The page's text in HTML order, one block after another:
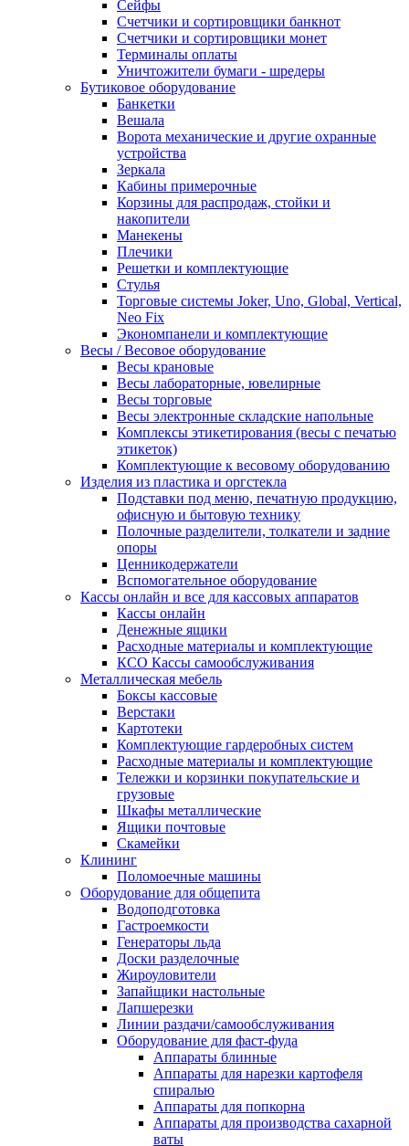
Сейфы
Счетчики и сортировщики банкнот
Счетчики и сортировщики монет
Терминалы оплаты
Уничтожители бумаги - шредеры
Бутиковое оборудование
Банкетки
Вешала
Ворота механические и другие охранные
устройства
Зеркала
Кабины примерочные
Корзины для распродаж, стойки и
накопители
Манекены
Плечики
Решетки и комплектующие
Стулья
Торговые системы Joker, Uno, Global, Vertical,
Neo Fix
Экономпанели и комплектующие
Весы / Весовое оборудование
Весы крановые
Весы лабораторные, ювелирные
Весы торговые
Весы электронные складские напольные
Комплексы этикетирования (весы с печатью
этикеток)
Комплектующие к весовому оборудованию
Изделия из пластика и оргстекла
Подставки под меню, печатную продукцию,
офисную и бытовую технику
Полочные разделители, толкатели и задние
опоры
Ценникодержатели
Вспомогательное оборудование
Кассы онлайн и все для кассовых аппаратов
Кассы онлайн
Денежные ящики
Расходные материалы и комплектующие
КСО Кассы самообслуживания
Металлическая мебель
Боксы кассовые
Верстаки
Картотеки
Комплектующие гардеробных систем
Расходные материалы и комплектующие
Тележки и корзинки покупательские и
грузовые
Шкафы металлические
Ящики почтовые
Скамейки
Клининг
Поломоечные машины
Оборудование для общепита
Водоподготовка
Гастроемкости
Генераторы льда
Доски разделочные
Жироуловители
Запайщики настольные
Лапшерезки
Линии раздачи/самообслуживания
Оборудование для фаст-фуда
Аппараты блинные
Аппараты для нарезки картофеля
спиралью
Аппараты для попкорна
Аппараты для производства сахарной
ваты